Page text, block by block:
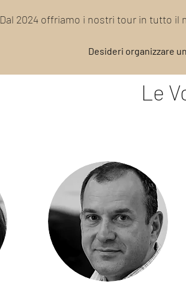
Dal 2024 offriamo i nostri tour in tutto il
Desideri organizzare
Le